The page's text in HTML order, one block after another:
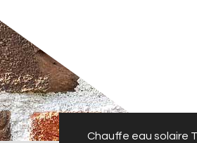
Chauffe eau solaire